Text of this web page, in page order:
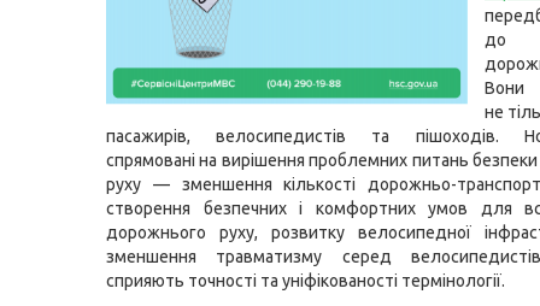
до
Вони
не
пасажирів, велосипедистів та пішоходів.
спрямовані на вирішення проблемних питань
руху — зменшення кількості дорожньо-
створення безпечних і комфортних умов для
дорожнього руху, розвитку велосипедної
зменшення травматизму серед
сприяють точності та уніфікованості термінології.